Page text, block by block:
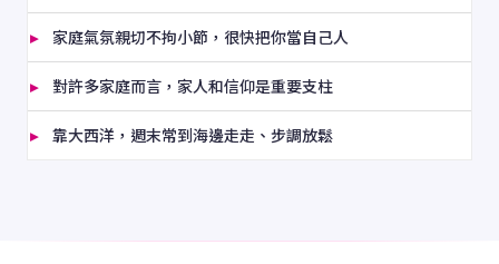
家庭氣氛親切不拘小節，很快把你當自己人
對許多家庭而言，家人和信仰是重要支柱
靠大西洋，週末常到海邊走走、步調放鬆